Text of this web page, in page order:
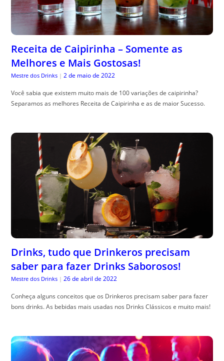
Receita de Caipirinha – Somente as
Melhores e Mais Gostosas!
Mestre dos Drinks | 2 de maio de 2022
Você sabia que existem muito mais de 100 variações de caipirinha?
Separamos as melhores Receita de Caipirinha e as de maior Sucesso.
Drinks, tudo que Drinkeros precisam
saber para fazer Drinks Saborosos!
Mestre dos Drinks | 26 de abril de 2022
Conheça alguns conceitos que os Drinkeros precisam saber para fazer
bons drinks. As bebidas mais usadas nos Drinks Clássicos e muito mais!